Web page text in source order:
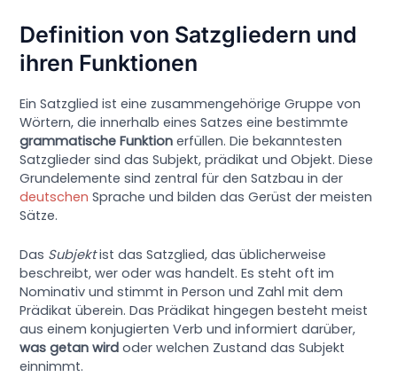
Definition von Satzgliedern und
ihren Funktionen
Ein Satzglied ist eine zusammengehörige Gruppe von
Wörtern, die innerhalb eines Satzes eine bestimmte
grammatische Funktion erfüllen. Die bekanntesten
Satzglieder sind das Subjekt, prädikat und Objekt. Diese
Grundelemente sind zentral für den Satzbau in der
deutschen Sprache und bilden das Gerüst der meisten
Sätze.
Das Subjektist das Satzglied, das üblicherweise
beschreibt, wer oder was handelt. Es steht oft im
Nominativ und stimmt in Person und Zahl mit dem
Prädikat überein. Das Prädikat hingegen besteht meist
aus einem konjugierten Verb und informiert darüber,
was getan wird oder welchen Zustand das Subjekt
einnimmt.